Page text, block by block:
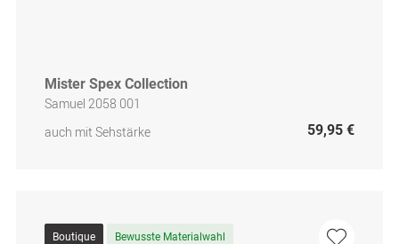
Mister Spex Collection
Samuel 2058 001
auch mit Sehstärke
59,95 €
Boutique Bewusste Materialwahl